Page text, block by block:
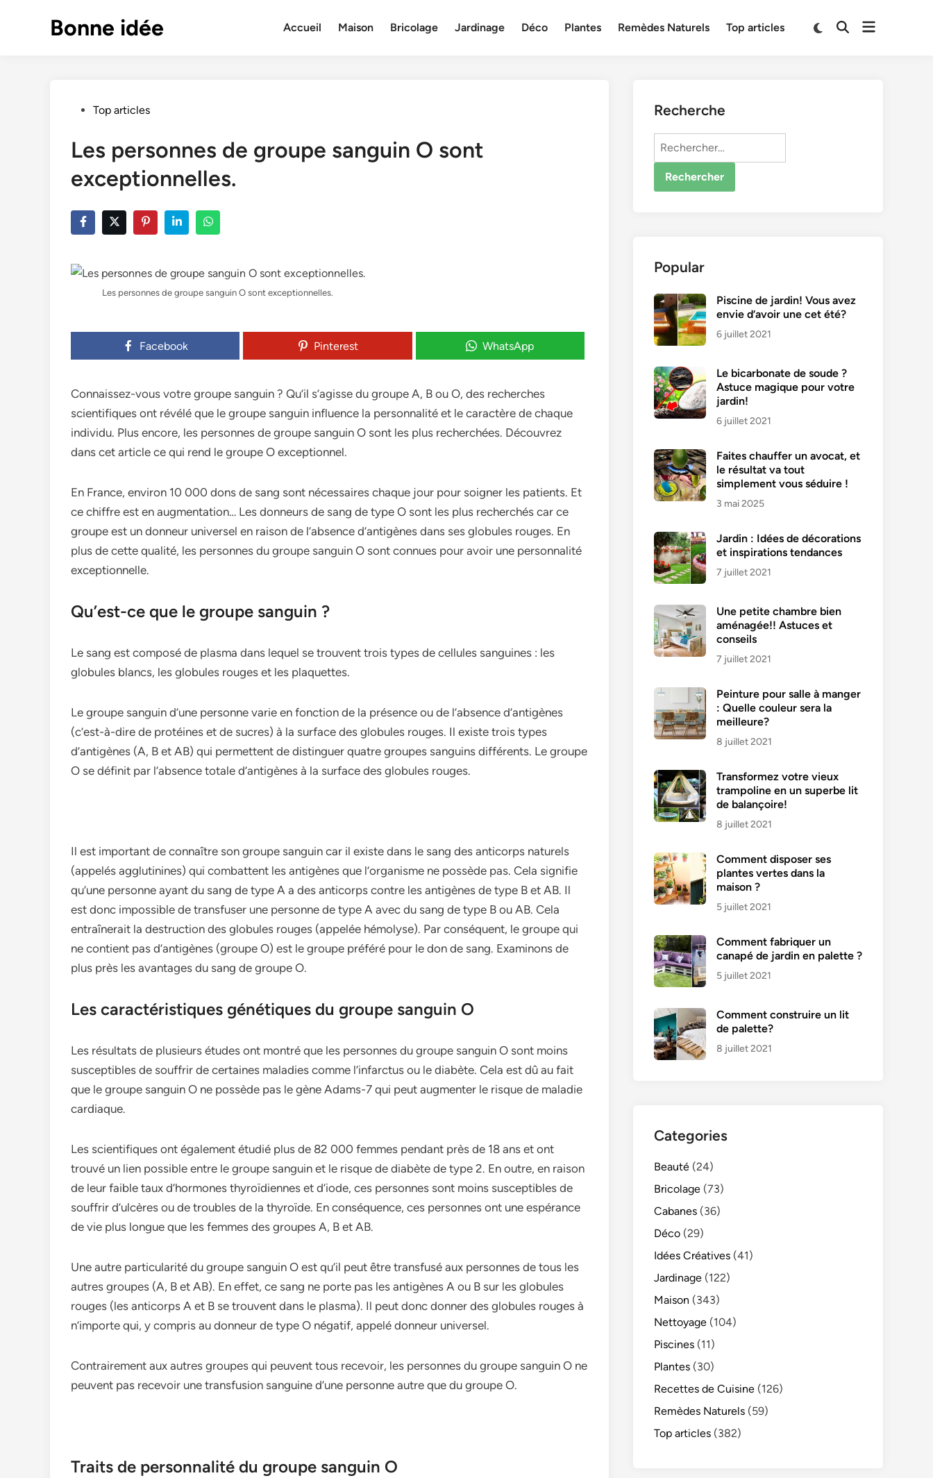
Bonne idée Accueil Maison Bricolage Jardinage Déco Plantes Remèdes Naturels Top articles
SwitchOpenOpen
PostedTop articles
Les personnes de groupe sanguin O sont
exceptionnelles.
Les personnes de groupe sanguin O sont exceptionnelles.
Facebook Pinterest WhatsApp
Connaissez-vous votre groupe sanguin ? Qu’il s’agisse du groupe A, B ou O, des recherches
scientifiques ont révélé que le groupe sanguin influence la personnalité et le caractère de chaque
individu. Plus encore, les personnes de groupe sanguin O sont les plus recherchées. Découvrez
dans cet article ce qui rend le groupe O exceptionnel.
En France, environ 10 000 dons de sang sont nécessaires chaque jour pour soigner les patients. Et
ce chiffre est en augmentation… Les donneurs de sang de type O sont les plus recherchés car ce
groupe est un donneur universel en raison de l’absence d’antigènes dans ses globules rouges. En
plus de cette qualité, les personnes du groupe sanguin O sont connues pour avoir une personnalité
exceptionnelle.
Qu’est-ce que le groupe sanguin ?
Le sang est composé de plasma dans lequel se trouvent trois types de cellules sanguines : les
globules blancs, les globules rouges et les plaquettes.
Le groupe sanguin d’une personne varie en fonction de la présence ou de l’absence d’antigènes
(c’est-à-dire de protéines et de sucres) à la surface des globules rouges. Il existe trois types
d’antigènes (A, B et AB) qui permettent de distinguer quatre groupes sanguins différents. Le groupe
O se définit par l’absence totale d’antigènes à la surface des globules rouges.
Il est important de connaître son groupe sanguin car il existe dans le sang des anticorps naturels
(appelés agglutinines) qui combattent les antigènes que l’organisme ne possède pas. Cela signifie
qu’une personne ayant du sang de type A a des anticorps contre les antigènes de type B et AB. Il
est donc impossible de transfuser une personne de type A avec du sang de type B ou AB. Cela
entraînerait la destruction des globules rouges (appelée hémolyse). Par conséquent, le groupe qui
ne contient pas d’antigènes (groupe O) est le groupe préféré pour le don de sang. Examinons de
plus près les avantages du sang de groupe O.
Les caractéristiques génétiques du groupe sanguin O
Les résultats de plusieurs études ont montré que les personnes du groupe sanguin O sont moins
susceptibles de souffrir de certaines maladies comme l’infarctus ou le diabète. Cela est dû au fait
que le groupe sanguin O ne possède pas le gène Adams-7 qui peut augmenter le risque de maladie
cardiaque.
Les scientifiques ont également étudié plus de 82 000 femmes pendant près de 18 ans et ont
trouvé un lien possible entre le groupe sanguin et le risque de diabète de type 2. En outre, en raison
de leur faible taux d’hormones thyroïdiennes et d’iode, ces personnes sont moins susceptibles de
souffrir d’ulcères ou de troubles de la thyroïde. En conséquence, ces personnes ont une espérance
de vie plus longue que les femmes des groupes A, B et AB.
Une autre particularité du groupe sanguin O est qu’il peut être transfusé aux personnes de tous les
autres groupes (A, B et AB). En effet, ce sang ne porte pas les antigènes A ou B sur les globules
rouges (les anticorps A et B se trouvent dans le plasma). Il peut donc donner des globules rouges à
n’importe qui, y compris au donneur de type O négatif, appelé donneur universel.
Contrairement aux autres groupes qui peuvent tous recevoir, les personnes du groupe sanguin O ne
peuvent pas recevoir une transfusion sanguine d’une personne autre que du groupe O.
Traits de personnalité du groupe sanguin O
Recherche
Rechercher :
Popular
Piscine de jardin! Vous avez
envie d’avoir une cet été?
6 juillet 2021
Le bicarbonate de soude ?
Astuce magique pour votre
jardin!
6 juillet 2021
Faites chauffer un avocat, et
le résultat va tout
simplement vous séduire !
3 mai 2025
Jardin : Idées de décorations
et inspirations tendances
7 juillet 2021
Une petite chambre bien
aménagée!! Astuces et
conseils
7 juillet 2021
Peinture pour salle à manger
: Quelle couleur sera la
meilleure?
8 juillet 2021
Transformez votre vieux
trampoline en un superbe lit
de balançoire!
8 juillet 2021
Comment disposer ses
plantes vertes dans la
maison ?
5 juillet 2021
Comment fabriquer un
canapé de jardin en palette ?
5 juillet 2021
Comment construire un lit
de palette?
8 juillet 2021
Categories
Beauté (24)
Bricolage (73)
Cabanes (36)
Déco (29)
Idées Créatives (41)
Jardinage (122)
Maison (343)
Nettoyage (104)
Piscines (11)
Plantes (30)
Recettes de Cuisine (126)
Remèdes Naturels (59)
Top articles (382)